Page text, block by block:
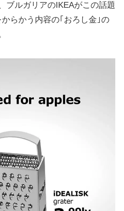
ブルガリアのIKEAがこの話題
らかう内容の｢おろし金｣の